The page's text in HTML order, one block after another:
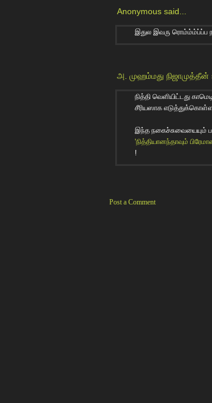
Anonymous said...
இதுல இவரு ரொம்ம்ம்ப்ப்ப
அ. முஹம்மது நிஜாமுத்தீன்
நித்தி வெளியிட்டது காமெடி
சீரியஸாக
இந்த நகைச்சுவையையும்
'நித்தியானந்தாவும்
!
Post a Comment